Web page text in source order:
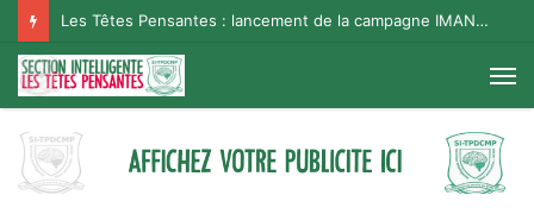
Les Têtes Pensantes : lancement de la campagne IMANA na BISO, Supporter Telema